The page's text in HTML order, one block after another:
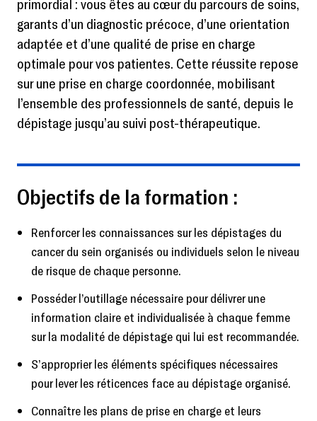
primordial : vous êtes au cœur du parcours de soins,
garants d’un diagnostic précoce, d’une orientation
adaptée et d’une qualité de prise en charge
optimale pour vos patientes. Cette réussite repose
sur une prise en charge coordonnée, mobilisant
l’ensemble des professionnels de santé, depuis le
dépistage jusqu’au suivi post-thérapeutique.
Objectifs de la formation :
Renforcer les connaissances sur les dépistages du
cancer du sein organisés ou individuels selon le niveau
de risque de chaque personne.
Posséder l’outillage nécessaire pour délivrer une
information claire et individualisée à chaque femme
sur la modalité de dépistage qui lui est recommandée.
S’approprier les éléments spécifiques nécessaires
pour lever les réticences face au dépistage organisé.
Connaître les plans de prise en charge et leurs